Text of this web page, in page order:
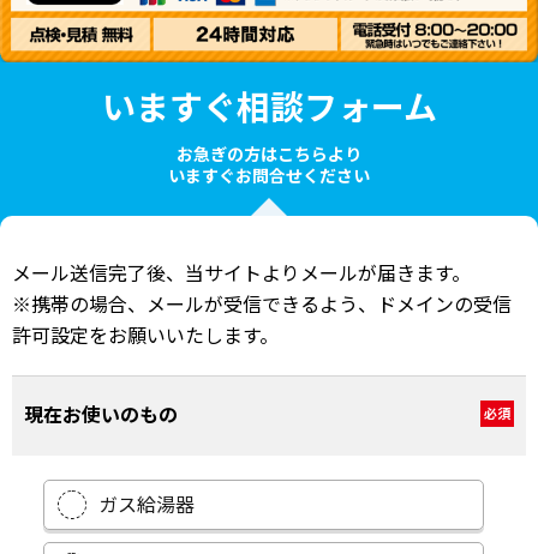
いますぐ相談フォーム
お急ぎの方はこちらより
いますぐお問合せください
メール送信完了後、当サイトよりメールが届きます。
※携帯の場合、メールが受信できるよう、ドメインの受信
許可設定をお願いいたします。
現在お使いのもの 必須
ガス給湯器